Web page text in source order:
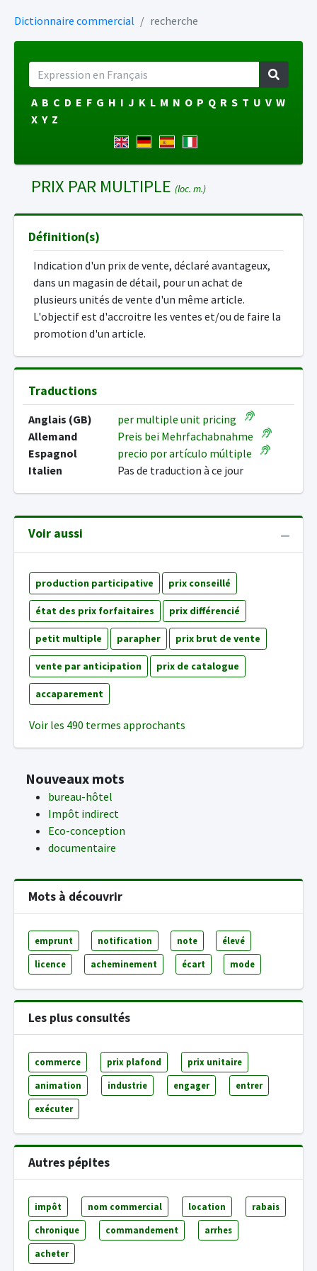
Dictionnaire commercial recherche
A B C D E F G H I J K L M N O P Q R S T U V W
X Y Z
PRIX PAR MULTIPLE (loc. m.)
Définition(s)
Indication d'un prix de vente, déclaré avantageux,
dans un magasin de détail, pour un achat de
plusieurs unités de vente d'un même article.
L'objectif est d'accroitre les ventes et/ou de faire la
promotion d'un article.
Traductions
Anglais (GB)
per multiple unit pricing
Allemand
Preis bei Mehrfachabnahme
Espagnol
precio por artículo múltiple
Italien
Pas de traduction à ce jour
Voir aussi
production participative prix conseillé
état des prix forfaitaires prix différencié
petit multiple parapher prix brut de vente
vente par anticipation prix de catalogue
accaparement
Voir les 490 termes approchants
Nouveaux mots
bureau-hôtel
Impôt indirect
Eco-conception
documentaire
Mots à découvrir
emprunt notification note élevé
licence acheminement écart mode
Les plus consultés
commerce prix plafond prix unitaire
animation industrie engager entrer
exécuter
Autres pépites
impôt nom commercial location rabais
chronique commandement arrhes
acheter